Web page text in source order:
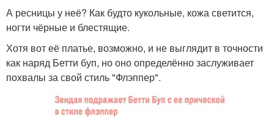
А ресницы у неё? Как будто кукольные, кожа светится,
ногти чёрные и блестящие.
Хотя вот её платье, возможно, и не выглядит в точности
как наряд Бетти буп, но оно определённо заслуживает
похвалы за свой стиль "Флэппер".